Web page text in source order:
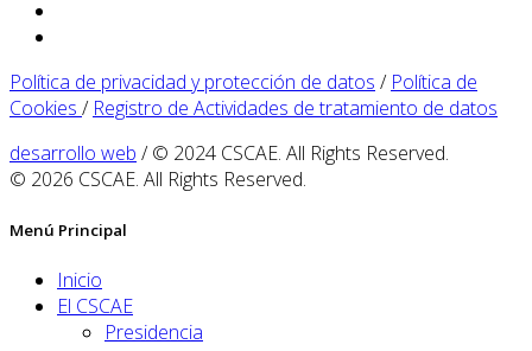
Política de privacidad y protección de datos / Política de
Cookies / Registro de Actividades de tratamiento de datos
desarrollo web / © 2024 CSCAE. All Rights Reserved.
© 2026 CSCAE. All Rights Reserved.
Menú Principal
Inicio
El CSCAE
Presidencia